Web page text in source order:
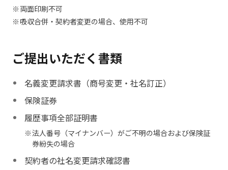
両面印刷不可
吸収合併・契約者変更の場合、使用不可
ご提出いただく書類
名義変更請求書（商号変更・社名訂正）
保険証券
履歴事項全部証明書
法人番号（マイナンバー）がご不明の場合および保険証
券紛失の場合
契約者の社名変更請求確認書